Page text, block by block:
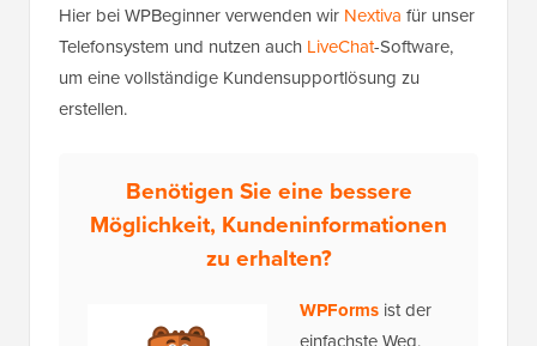
Hier bei WPBeginner verwenden wir Nextiva für unser
Telefonsystem und nutzen auch LiveChat-Software,
um eine vollständige Kundensupportlösung zu
erstellen.
Benötigen Sie eine bessere
Möglichkeit, Kundeninformationen
zu erhalten?
WPForms ist der